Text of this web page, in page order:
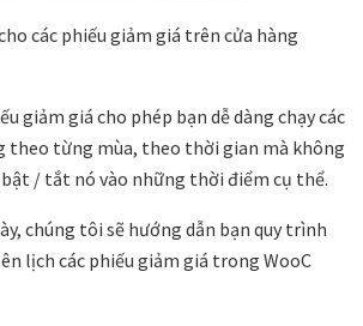
các phiếu giảm giá trên cửa hàng
giảm giá cho phép bạn dễ dàng chạy các
theo từng mùa, theo thời gian mà không
bật / tắt nó vào những thời điểm cụ thể.
chúng tôi sẽ hướng dẫn bạn quy trình
lịch các phiếu giảm giá trong WooC